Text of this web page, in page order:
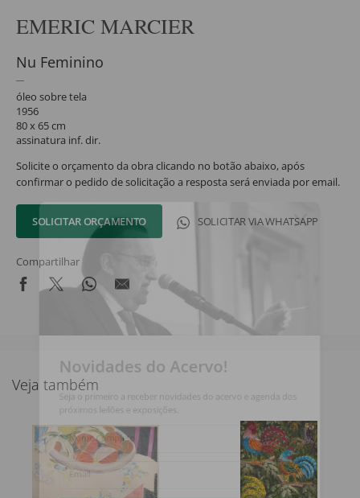
EMERIC MARCIER
Nu Feminino
óleo sobre tela
1956
80 x 65 cm
assinatura inf. dir.
Solicite o orçamento da obra clicando no botão abaixo, após
confirmar o pedido de solicitação a resposta será enviada por email.
SOLICITAR ORÇAMENTO SOLICITAR VIA WHATSAPP
Compartilhar
Veja também
Novidades do Acervo!
Seja o primeiro a receber novidades do acervo e agenda dos
próximos leilões e exposições.
Nome Completo